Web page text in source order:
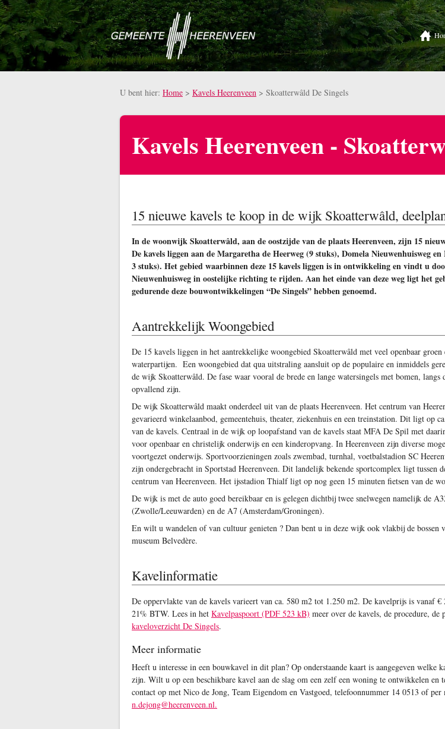
Naar hoofdinhoud
U bent hier: Home > Kavels Heerenveen > Skoatterwâld De Singels
Kavels Heerenveen -
15 nieuwe kavels te koop in de wijk Skoatterwâld,
In de woonwijk Skoatterwâld, aan de oostzijde van de plaats Heerenveen, zijn 15
De kavels liggen aan de Margaretha de Heerweg (9 stuks), Domela Nieuwenhuisweg
3 stuks). Het gebied waarbinnen deze 15 kavels liggen is in ontwikkeling en vindt u
Nieuwenhuisweg in oostelijke richting te rijden. Aan het einde van deze weg ligt het
gedurende deze bouwontwikkelingen “De Singels” hebben genoemd.
Aantrekkelijk Woongebied
De 15 kavels liggen in het aantrekkelijke woongebied Skoatterwâld met veel openbaar groen
waterpartijen. Een woongebied dat qua uitstraling aansluit op de populaire en inmiddels
de wijk Skoatterwâld. De fase waar vooral de brede en lange watersingels met bomen, langs
opvallend zijn.
De wijk Skoatterwâld maakt onderdeel uit van de plaats Heerenveen. Het centrum van
gevarieerd winkelaanbod, gemeentehuis, theater, ziekenhuis en een treinstation. Dit ligt op
van de kavels. Centraal in de wijk op loopafstand van de kavels staat MFA De Spil met
voor openbaar en christelijk onderwijs en een kinderopvang. In Heerenveen zijn diverse
voortgezet onderwijs. Sportvoorzieningen zoals zwembad, turnhal, voetbalstadion SC
zijn ondergebracht in Sportstad Heerenveen. Dit landelijk bekende sportcomplex ligt tussen
centrum van Heerenveen. Het ijsstadion Thialf ligt op nog geen 15 minuten fietsen van de
De wijk is met de auto goed bereikbaar en is gelegen dichtbij twee snelwegen namelijk de
(Zwolle/Leeuwarden) en de A7 (Amsterdam/Groningen).
En wilt u wandelen of van cultuur genieten ? Dan bent u in deze wijk ook vlakbij de bossen
museum Belvedère.
Kavelinformatie
De oppervlakte van de kavels varieert van ca. 580 m2 tot 1.250 m2. De kavelprijs is vanaf
21% BTW. Lees in het Kavelpaspoort (PDF 523 kB) meer over de kavels, de procedure, de
kaveloverzicht De Singels.
Meer informatie
Heeft u interesse in een bouwkavel in dit plan? Op onderstaande kaart is aangegeven welke
zijn. Wilt u op een beschikbare kavel aan de slag om een zelf een woning te ontwikkelen en
contact op met Nico de Jong, Team Eigendom en Vastgoed, telefoonnummer 14 0513 of per
n.dejong@heerenveen.nl.